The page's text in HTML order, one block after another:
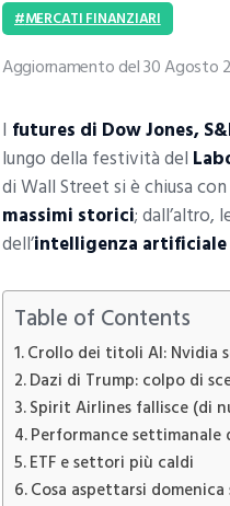
MERCATI FINANZIARI
Aggiornamento del 30 Agosto
I futures di Dow Jones,
lungo della festività del
di Wall Street si è chiusa
massimi storici; dall’altro,
dell’intelligenza artificiale
Table of Contents
Crollo dei titoli AI: Nvidia
Dazi di Trump: colpo di
Spirit Airlines fallisce (di
Performance settimanale
ETF e settori più caldi
Cosa aspettarsi domenica